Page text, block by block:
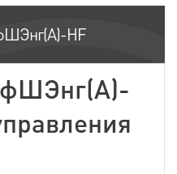
HF